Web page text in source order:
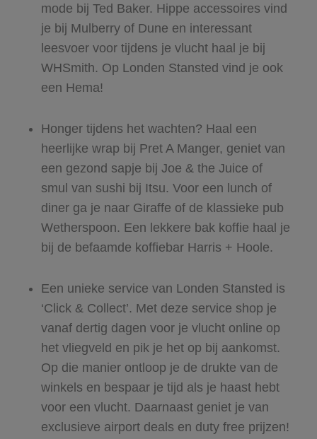
mode bij Ted Baker. Hippe accessoires vind
je bij Mulberry of Dune en interessant
leesvoer voor tijdens je vlucht haal je bij
WHSmith. Op Londen Stansted vind je ook
een Hema!
Honger tijdens het wachten? Haal een
heerlijke wrap bij Pret A Manger, geniet van
een gezond sapje bij Joe & the Juice of
smul van sushi bij Itsu. Voor een lunch of
diner ga je naar Giraffe of de klassieke pub
Wetherspoon. Een lekkere bak koffie haal je
bij de befaamde koffiebar Harris + Hoole.
Een unieke service van Londen Stansted is
‘Click & Collect’. Met deze service shop je
vanaf dertig dagen voor je vlucht online op
het vliegveld en pik je het op bij aankomst.
Op die manier ontloop je de drukte van de
winkels en bespaar je tijd als je haast hebt
voor een vlucht. Daarnaast geniet je van
exclusieve airport deals en duty free prijzen!